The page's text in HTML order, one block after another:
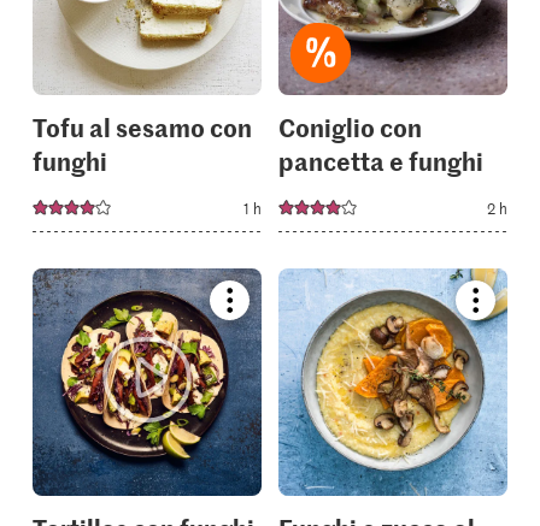
collections.
Tofu al sesamo con
funghi
1 h
your
Coniglio con
pancetta e funghi
2 h
Bookmark
recipe
or
add
it
to
your
collections.
recipe
or
add
it
to
your